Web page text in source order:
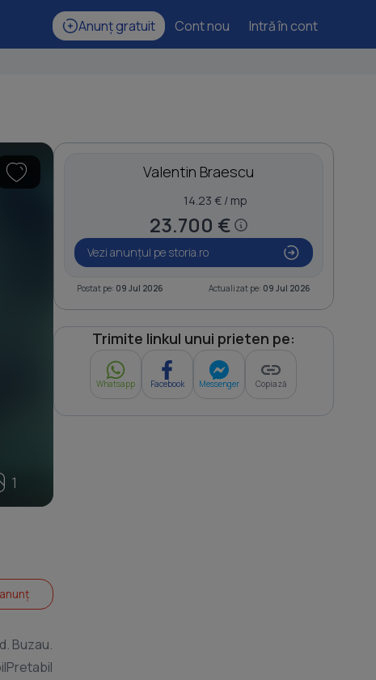
Anunț gratuit Cont nou Intră în cont
1
Buzau.
Valentin Braescu
14.23 € / mp
23.700 €
Vezi anunțul pe storia.ro
Postat pe: 09 Jul 2026 Actualizat pe: 09 Jul 2026
Trimite linkul unui prieten pe:
Whatsapp Facebook Messenger Copiază